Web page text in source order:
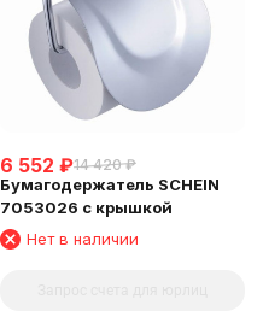
6 552 ₽14 420 ₽
Бумагодержатель SCHEIN
7053026 с крышкой
Нет в наличии